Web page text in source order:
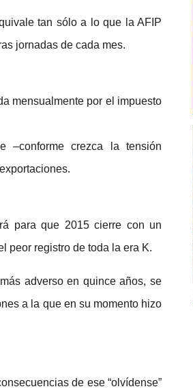
tan sólo a lo que la AFIP
jornadas de cada mes.
mensualmente por el impuesto
–conforme crezca la tensión
para que 2015 cierre con un
peor registro de toda la era K.
adverso en quince años, se
a la que en su momento hizo
de ese “olvídense”